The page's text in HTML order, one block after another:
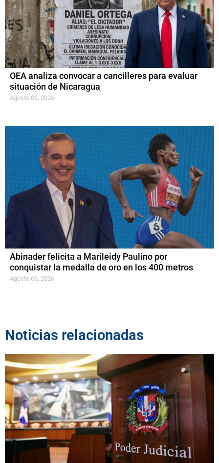
OEA analiza convocar a cancilleres para evaluar
situación de Nicaragua
Agosto 06, 2026
Abinader felicita a Marileidy Paulino por
conquistar la medalla de oro en los 400 metros
Agosto 06, 2026
Noticias relacionadas